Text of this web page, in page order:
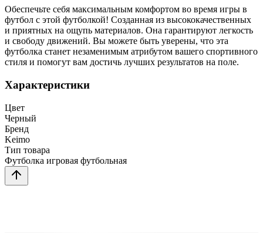
Обеспечьте себя максимальным комфортом во время игры в
футбол с этой футболкой! Созданная из высококачественных
и приятных на ощупь материалов. Она гарантируют легкость
и свободу движений. Вы можете быть уверены, что эта
футболка станет незаменимым атрибутом вашего спортивного
стиля и помогут вам достичь лучших результатов на поле.
Характеристики
Цвет
Черный
Бренд
Keimo
Тип товара
Футболка игровая футбольная